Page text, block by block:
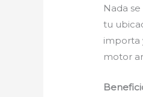
Nada
tu
importa
motor